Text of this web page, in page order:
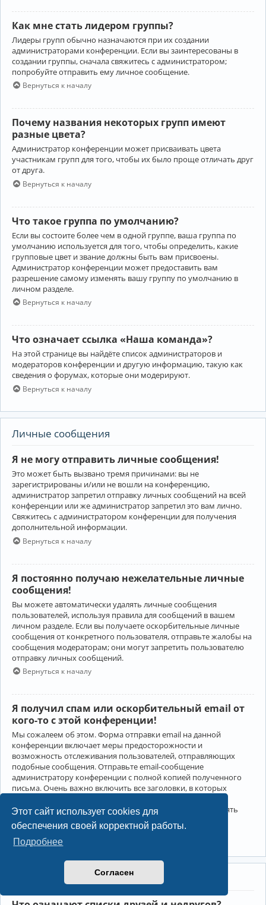
Этот сайт использует cookies для
обеспечения своей корректной работы.
Подробнее
Согласен
Как мне стать лидером группы?
Лидеры групп обычно назначаются при их создании
администраторами конференции. Если вы заинтересованы в
создании группы, сначала свяжитесь с администратором;
попробуйте отправить ему личное сообщение.
Вернуться к началу
Почему названия некоторых групп имеют
разные цвета?
Администратор конференции может присваивать цвета
участникам групп для того, чтобы их было проще отличать друг
от друга.
Вернуться к началу
Что такое группа по умолчанию?
Если вы состоите более чем в одной группе, ваша группа по
умолчанию используется для того, чтобы определить, какие
групповые цвет и звание должны быть вам присвоены.
Администратор конференции может предоставить вам
разрешение самому изменять вашу группу по умолчанию в
личном разделе.
Вернуться к началу
Что означает ссылка «Наша команда»?
На этой странице вы найдёте список администраторов и
модераторов конференции и другую информацию, такую как
сведения о форумах, которые они модерируют.
Вернуться к началу
Личные сообщения
Я не могу отправить личные сообщения!
Это может быть вызвано тремя причинами: вы не
зарегистрированы и/или не вошли на конференцию,
администратор запретил отправку личных сообщений на всей
конференции или же администратор запретил это вам лично.
Свяжитесь с администратором конференции для получения
дополнительной информации.
Вернуться к началу
Я постоянно получаю нежелательные личные
сообщения!
Вы можете автоматически удалять личные сообщения
пользователей, используя правила для сообщений в вашем
личном разделе. Если вы получаете оскорбительные личные
сообщения от конкретного пользователя, отправьте жалобы на
сообщения модераторам; они могут запретить пользователю
отправку личных сообщений.
Вернуться к началу
Я получил спам или оскорбительный email от
кого-то с этой конференции!
Мы сожалеем об этом. Форма отправки email на данной
конференции включает меры предосторожности и
возможность отслеживания пользователей, отправляющих
подобные сообщения. Отправьте email-сообщение
администратору конференции с полной копией полученного
письма. Очень важно включить все заголовки, в которых
Администратор конференции сможет в этом случае принять
меры.
Друзья и недруги